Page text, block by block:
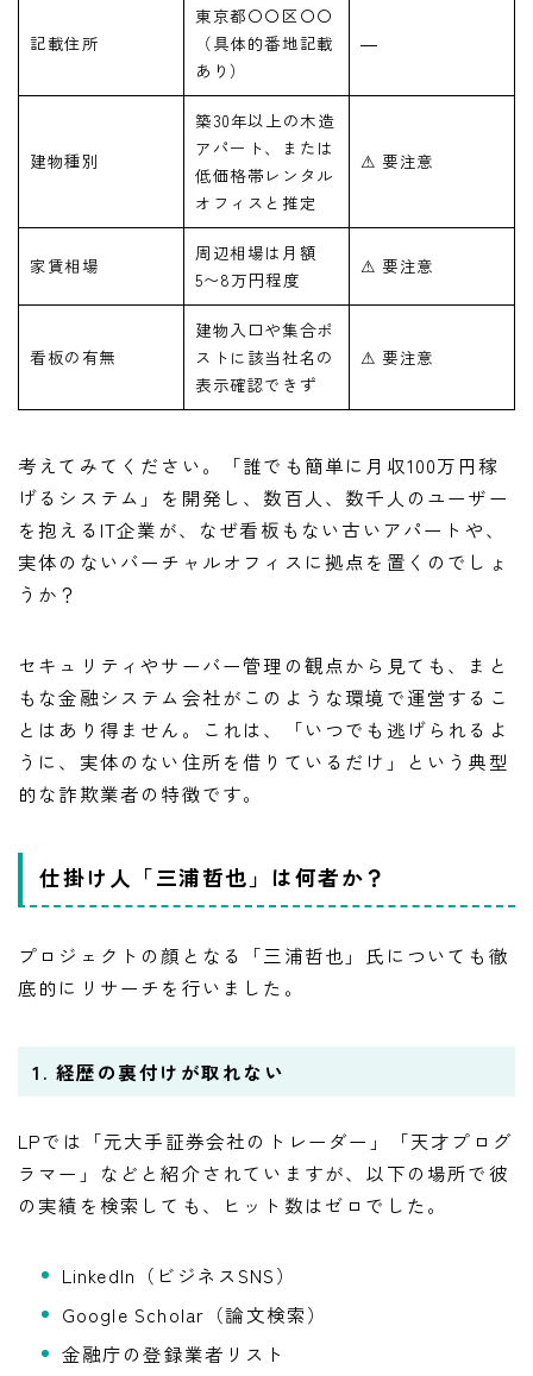
記載住所
東京都〇〇区〇〇
（具体的番地記載
あり）
―
建物種別
築30年以上の木造
アパート、または
低価格帯レンタル
オフィスと推定
⚠ 要注意
家賃相場
周辺相場は月額
5〜8万円程度
⚠ 要注意
看板の有無
建物入口や集合ポ
ストに該当社名の
表示確認できず
⚠ 要注意
考えてみてください。「誰でも簡単に月収100万円稼
げるシステム」を開発し、数百人、数千人のユーザー
を抱えるIT企業が、なぜ看板もない古いアパートや、
実体のないバーチャルオフィスに拠点を置くのでしょ
うか？
セキュリティやサーバー管理の観点から見ても、まと
もな金融システム会社がこのような環境で運営するこ
とはあり得ません。これは、「いつでも逃げられるよ
うに、実体のない住所を借りているだけ」という典型
的な詐欺業者の特徴です。
仕掛け人「三浦哲也」は何者か？
プロジェクトの顔となる「三浦哲也」氏についても徹
底的にリサーチを行いました。
1. 経歴の裏付けが取れない
LPでは「元大手証券会社のトレーダー」「天才プログ
ラマー」などと紹介されていますが、以下の場所で彼
の実績を検索しても、ヒット数はゼロでした。
LinkedIn（ビジネスSNS）
Google Scholar（論文検索）
金融庁の登録業者リスト